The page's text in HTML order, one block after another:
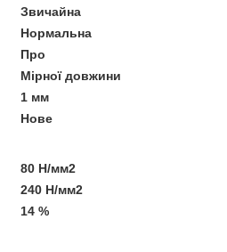
Звичайна
Нормальна
Про
Мірної довжини
1 мм
Нове
80 Н/мм2
240 Н/мм2
14 %